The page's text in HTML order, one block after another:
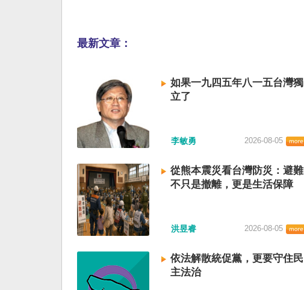
最新文章：
如果一九四五年八一五台灣獨
立了
李敏勇 2026-08-05
從熊本震災看台灣防災：避難
不只是撤離，更是生活保障
洪昱睿 2026-08-05
依法解散統促黨，更要守住民
主法治